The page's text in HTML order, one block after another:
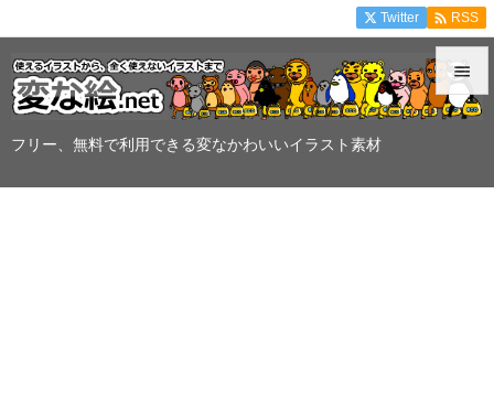
フリー、無料で利用できる変なかわいいイラスト素材


Twitter  RSS